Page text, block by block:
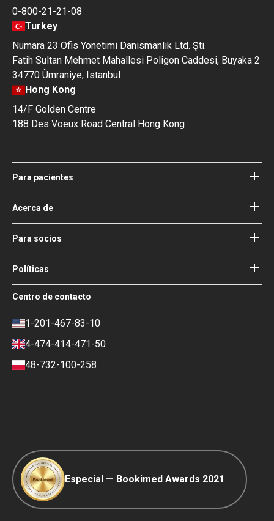
0-800-21-21-08
Turkey
Numara 23 Ofis Yonetimi Danismanlik Ltd. Şti.
Fatih Sultan Mehmet Mahallesi Poligon Caddesi, Buyaka 2
34770 Ümraniye, Istanbul
Hong Kong
14/F Golden Centre
188 Des Voeux Road Central Hong Kong
Para pacientes
Hospitales
Médicos
Blog
Guías
Sus garantías
Acerca de
Acerca de Bookimed
Cómo funciona
Nuestros médicos
Consejo de Asesoría Médica de
Bookimed
Impacto social y Medios de
Carrera
Contactos
Para socios
Agregue su hospital
Acceso para socios
Políticas
Términos de uso
Política de privacidad
Política de reseñas
Condiciones de pago y depósito
Política de clasificación
Política editorial
Centro de contacto
1-201-467-83-10
4-474-414-471-50
48-732-100-258
Especial — Bookimed Awards 2021